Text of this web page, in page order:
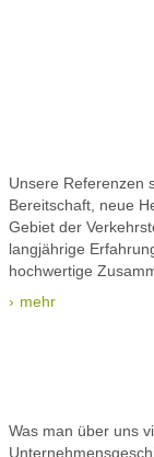
Unsere Referenzen
Bereitschaft, neue
Gebiet der
langjährige
hochwertige
mehr
Was man über uns